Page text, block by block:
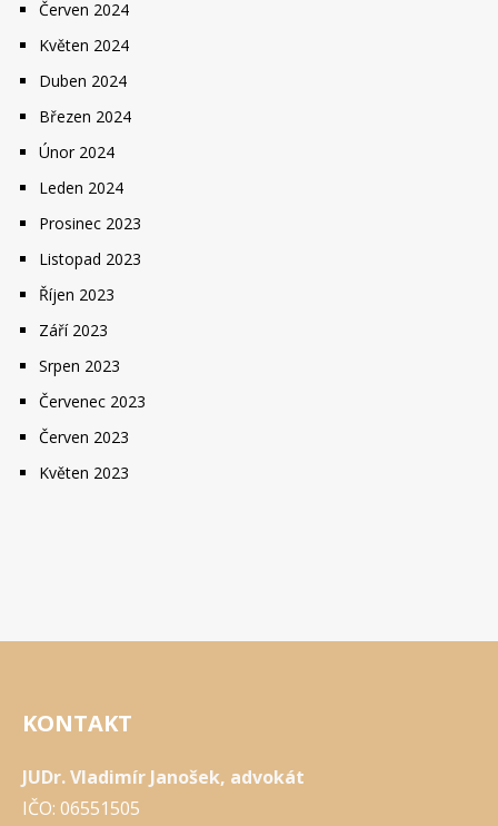
Červen 2024
Květen 2024
Duben 2024
Březen 2024
Únor 2024
Leden 2024
Prosinec 2023
Listopad 2023
Říjen 2023
Září 2023
Srpen 2023
Červenec 2023
Červen 2023
Květen 2023
KONTAKT
JUDr. Vladimír Janošek, advokát
IČO: 06551505